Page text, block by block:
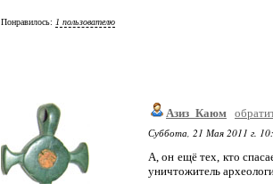
Понравилось: 1 пользователю
Азиз_Каюм
Суббота, 21 Мая 2011 г.
А, он ещё тех, кто
уничтожитель